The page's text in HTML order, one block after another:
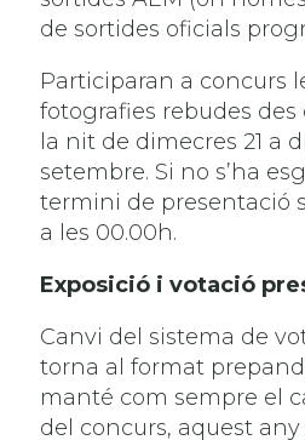
de sortides oficials
Participaran a concurs
fotografies rebudes des
la nit de dimecres 21 a
setembre. Si no s’ha
termini de presentació
a les 00.00h.
Exposició i votació
Canvi del sistema de
torna al format
manté com sempre el
del concurs, aquest